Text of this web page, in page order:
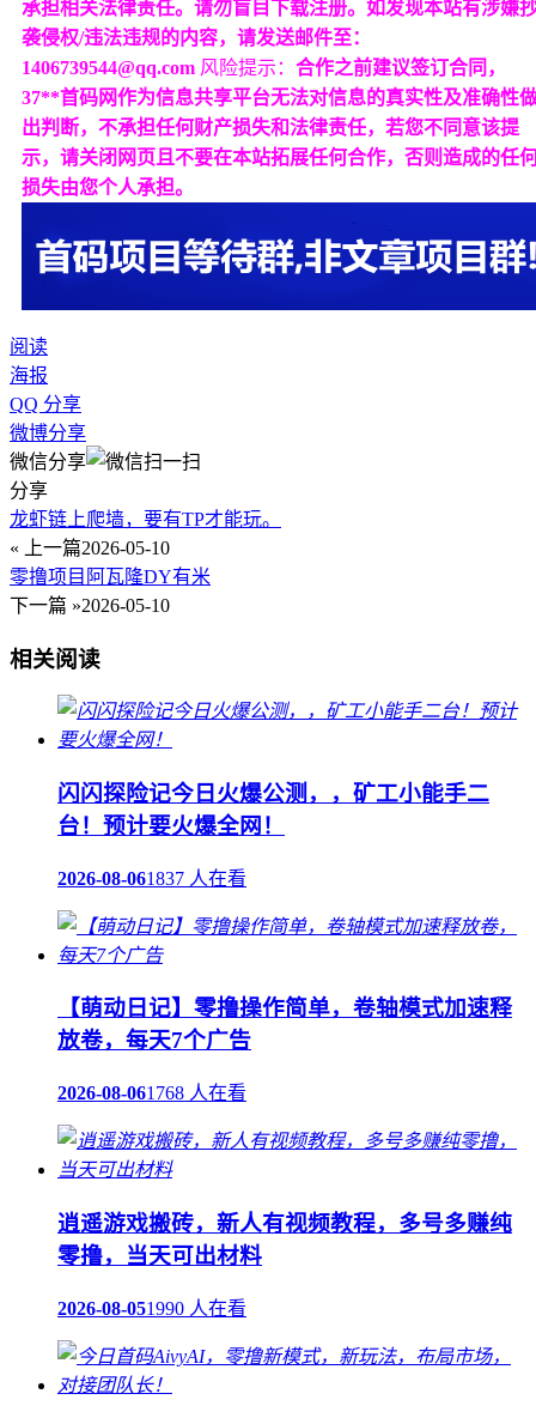
承担相关法律责任。请勿盲目下载注册。如发现本站有涉嫌
袭侵权/违法违规的内容，请发送邮件至：
1406739544@qq.com 风险提示： 合作之前建议签订合同，
37**首码网作为信息共享平台无法对信息的真实性及准确性
出判断，不承担任何财产损失和法律责任，若您不同意该提
示，请关闭网页且不要在本站拓展任何合作，否则造成的任
损失由您个人承担。
阅读
海报
QQ 分享
微博分享
微信分享
分享
龙虾链上爬墙，要有TP才能玩。
« 上一篇2026-05-10
零撸项目阿瓦隆DY有米
下一篇 »2026-05-10
相关阅读
闪闪探险记今日火爆公测，，矿工小能手二
台！预计要火爆全网！
2026-08-061837 人在看
【萌动日记】零撸操作简单，卷轴模式加速释
放卷，每天7个广告
2026-08-061768 人在看
逍遥游戏搬砖，新人有视频教程，多号多赚纯
零撸，当天可出材料
2026-08-051990 人在看